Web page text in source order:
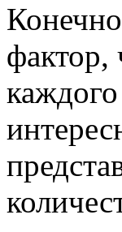
фактор,